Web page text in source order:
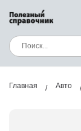
Главная Авто